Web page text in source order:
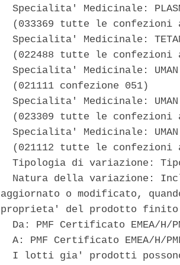
Specialita' Medicinale:
(033369 tutte le
Specialita' Medicinale:
(022488 tutte le
Specialita' Medicinale:
  (021111 confezione 051)
Specialita' Medicinale:
(023309 tutte le
Specialita' Medicinale:
(021112 tutte le
Tipologia di variazione:
Natura della variazione:
aggiornato o modificato,
proprieta' del prodotto
Da: PMF Certificato EMEA/
A: PMF Certificato EMEA/H/
I lotti gia' prodotti